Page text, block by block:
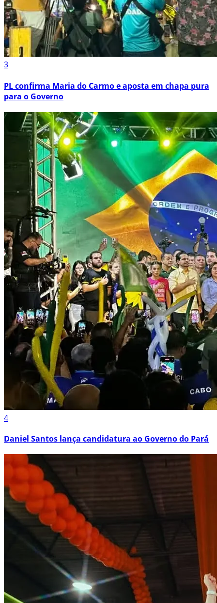
3
PL confirma Maria do Carmo e aposta em chapa pura
para o Governo
4
Daniel Santos lança candidatura ao Governo do Pará